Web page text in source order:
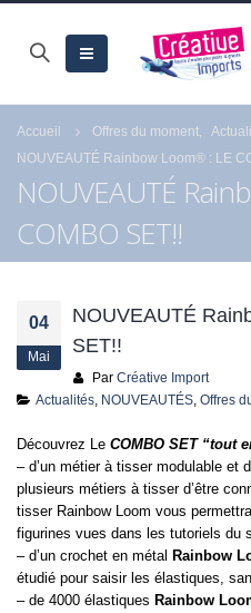
Accueil Offres du moment
NOUVEAUTÉ Rainbow Loom® : LE
NOUVEAUTÉ
COMBO SET!!
04
Mai
NOUVEAUTÉ
SET!!
Par Créative Import
Actualités, NOUVEAUTÉS, Offres
Découvrez Le COMBO SET “tout
– d’un métier à tisser modulable et
plusieurs métiers à tisser d’être
tisser Rainbow Loom vous
figurines vues dans les tutoriels du
– d’un crochet en métal Rainbow
étudié pour saisir les élastiques,
– de 4000 élastiques Rainbow
CARTONIC®
des Trios
carnets en
recyclé et
à offrir ou
tout le site pour
la fête des
23 septembre